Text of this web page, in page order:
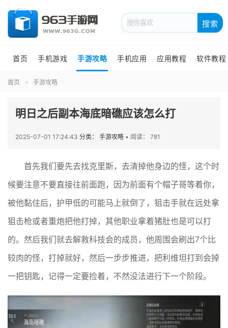
搜索
首页 手机游戏 手游攻略 手机应用 应用教程 软件教程
首页 手游攻略
明日之后副本海底暗礁应该怎么打
2025-07-01 17:24:43 分类： 手游攻略 • 阅读： 781
首先我们要先去找克里斯，去清掉他身边的怪，这个时
候要注意不要直接往前面跑，因为前面有个帽子哥等着你，
被他黏住后，护甲低的可能马上就倒了，狙击手就在远处拿
狙击枪或者重炮把他打掉，其他职业拿着猪肚也是可以打
的。然后我们就去解救科技会的成员，他周围会刷出7个比
较肉的怪，打掉就好，然后一步步推进，把利维坦打到会掉
一把钥匙，记得一定要捡着，不然没法进行下一个阶段。